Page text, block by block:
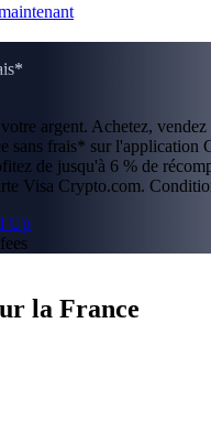
argent. Achetez,
sans frais* sur l'application
de jusqu'à 6 % de
Visa Crypto.com.
Up
la France